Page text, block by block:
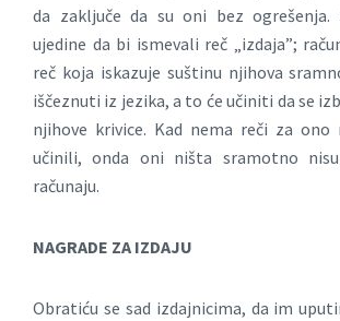
da zaključe da su oni bez ogrešenja.
ujedine da bi ismevali reč „izdaja”;
reč koja iskazuje suštinu njihova
iščeznuti iz jezika, a to će učiniti da se
njihove krivice. Kad nema reči za ono
učinili, onda oni ništa sramotno
računaju.
NAGRADE ZA IZDAJU
Obratiću se sad izdajnicima, da im